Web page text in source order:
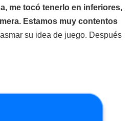
me tocó tenerlo en inferiores,
Estamos muy contentos
su idea de juego. Después